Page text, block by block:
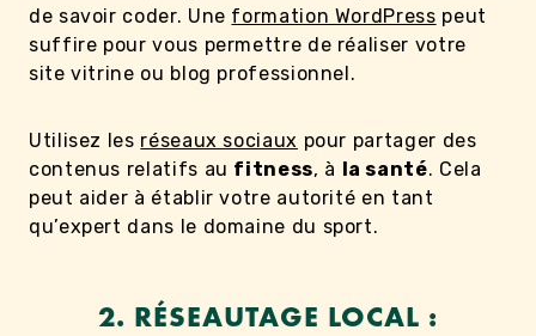
de savoir coder. Une formation WordPress peut
suffire pour vous permettre de réaliser votre
site vitrine ou blog professionnel.
Utilisez les réseaux sociaux pour partager des
contenus relatifs au fitness, à la santé. Cela
peut aider à établir votre autorité en tant
qu’expert dans le domaine du sport.
2. RÉSEAUTAGE LOCAL :